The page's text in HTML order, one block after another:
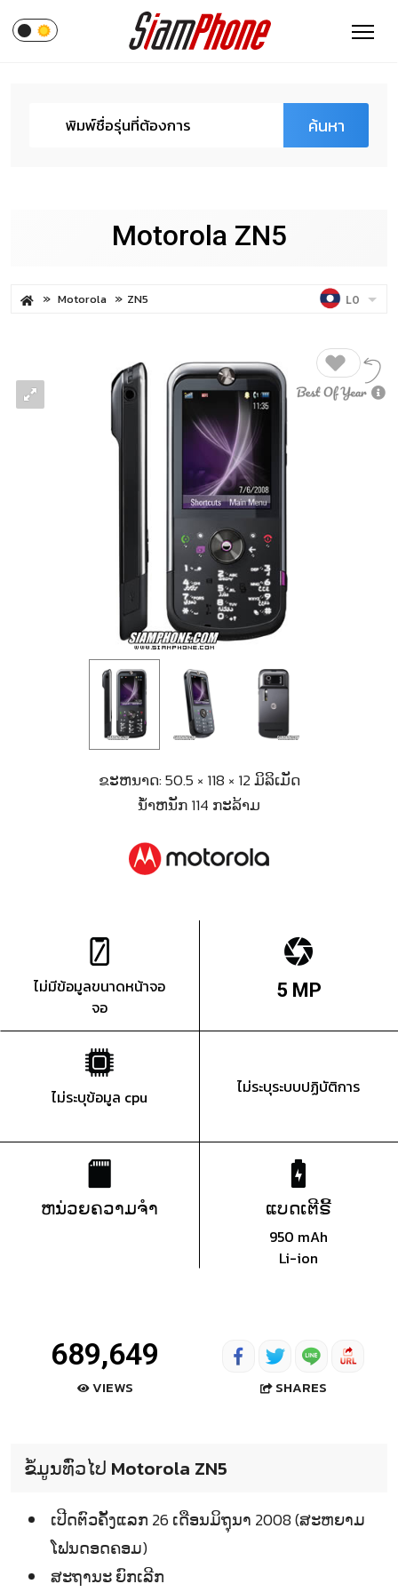
ค้นหา
Motorola ZN5
Motorola ZN5 LO
ຂະຫນາດ: 50.5 × 118 × 12 ມິລິເມັດ
ນ້ຳຫນັກ 114 ກະລ້າມ
ไม่มีข้อมูลขนาดหน้าจอ
จอ
5 MP
ไม่ระบุข้อมูล cpu ไม่ระบุระบบปฏิบัติการ
ຫນ່ວຍຄວາມຈຳ ແບດເຕີຣີ້
950 mAh
Li-ion
689,649
VIEWS SHARES
ຂໍ້ມູນທົ່ວໄປ Motorola ZN5
ເປີດຕົວຄັ້ງແລກ 26 ເດືອນມິຖຸນາ 2008 (ສະຫຍາມ
ໂຟນດອດຄອມ)
ສະຖານະ ຍົກເລີກ